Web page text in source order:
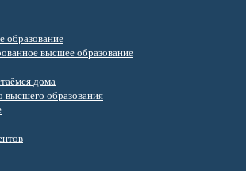
образование
высшее образование
дома
высшего образования